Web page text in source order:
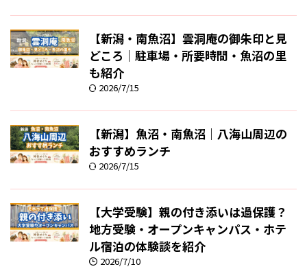
【新潟・南魚沼】雲洞庵の御朱印と見
どころ｜駐車場・所要時間・魚沼の里
も紹介
2026/7/15
【新潟】魚沼・南魚沼｜八海山周辺の
おすすめランチ
2026/7/15
【大学受験】親の付き添いは過保護？
地方受験・オープンキャンパス・ホテ
ル宿泊の体験談を紹介
2026/7/10